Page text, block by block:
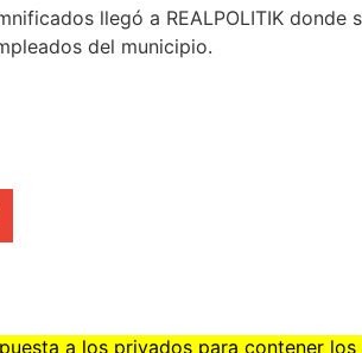
llegó a REALPOLITIK donde
del municipio.
a los privados para contener